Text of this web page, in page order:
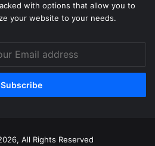
with options that allow you to
your website to your needs.
All Rights Reserved